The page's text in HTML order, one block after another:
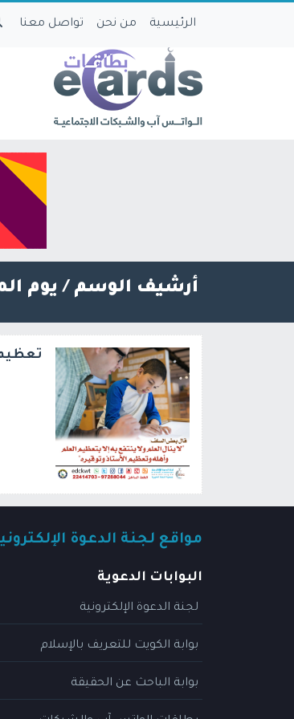
الرئيسية من نحن تواصل معنا
أرشيف الوسم / يوم
تعظيم
مواقع لجنة الدعوة
البوابات الدعوية
لجنة الدعوة الإلكترونية
بوابة الكويت للتعريف بالإسلام
بوابة الباحث عن الحقيقة